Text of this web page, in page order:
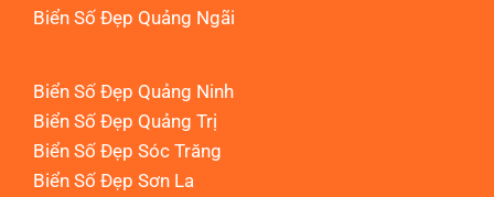
Biển Số Đẹp Quảng Ngãi
Biển Số Đẹp Quảng Ninh
Biển Số Đẹp Quảng Trị
Biển Số Đẹp Sóc Trăng
Biển Số Đẹp Sơn La